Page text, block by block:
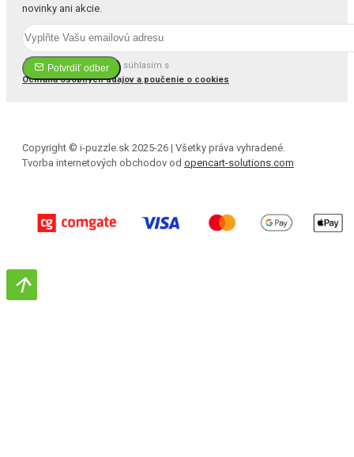
novinky ani akcie.
Potvrdiť odber
Prečítal(a) som si a súhlasím s
Ochrana osobných údajov a poučenie o cookies
Copyright © i-puzzle.sk 2025-26 | Všetky práva vyhradené.
Tvorba internetových obchodov od opencart-solutions.com